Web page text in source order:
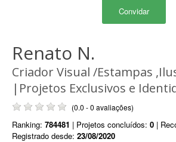
Convidar
Renato N.
Criador Visual /Estampas
|Projetos Exclusivos e
(0.0 - 0 avaliações)
Ranking: 784481 | Projetos concluídos: 0 |
Registrado desde: 23/08/2020